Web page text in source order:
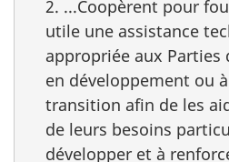
2. ...Coopèrent pour
utile une assistance
appropriée aux Parties
en développement ou
transition afin de les
de leurs besoins
développer et à